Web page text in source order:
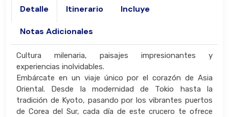
Detalle Itinerario Incluye
Notas Adicionales
Cultura milenaria, paisajes impresionantes y
experiencias inolvidables.
Embárcate en un viaje único por el corazón de Asia
Oriental. Desde la modernidad de Tokio hasta la
tradición de Kyoto, pasando por los vibrantes puertos
de Corea del Sur, cada día de este crucero te ofrece